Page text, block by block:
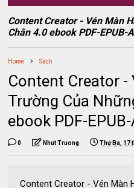
Content Creator - Vén Màn
Chân 4.0 ebook PDF-EPUB-
Home Sách
Content Creator -
Trường Của
ebook PDF-
0 Nhut Truong Thứ Ba, 17
Content Creator - Vén Màn